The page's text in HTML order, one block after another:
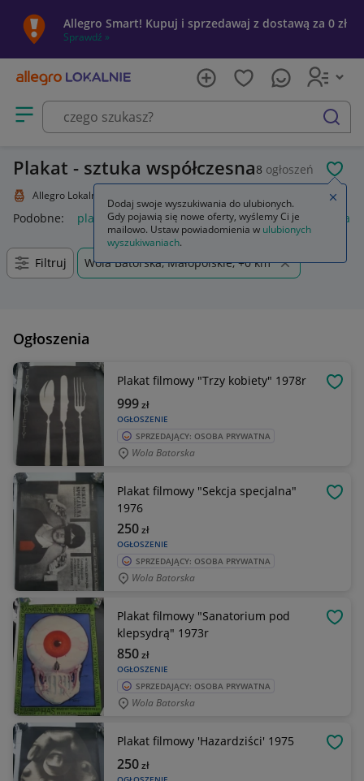
Allegro Smart! Kupuj i sprzedawaj z dostawą za 0 zł
Sprawdź »
Otwórz menu z kategoriami
szukaj
Plakat - sztuka współczesna8 ogłoszeń
Allegro Lokalnie
Podobne: plakat plakat pokemon anatomia człowieka
Filtruj Wola Batorska, Małopolskie, +0 km
Ogłoszenia
Plakat filmowy "Trzy kobiety" 1978r
OGŁOSZENIE
999zł
SPRZEDAJĄCY: OSOBA PRYWATNA
Wola Batorska
Plakat filmowy "Sekcja specjalna"
1976
OGŁOSZENIE
250zł
SPRZEDAJĄCY: OSOBA PRYWATNA
Wola Batorska
Plakat filmowy "Sanatorium pod
klepsydrą" 1973r
OGŁOSZENIE
850zł
SPRZEDAJĄCY: OSOBA PRYWATNA
Wola Batorska
Plakat filmowy 'Hazardziści' 1975
250zł
Dodaj swoje wyszukiwania do ulubionych.
Gdy pojawią się nowe oferty, wyślemy Ci je
mailowo. Ustaw powiadomienia w ulubionych
wyszukiwaniach.